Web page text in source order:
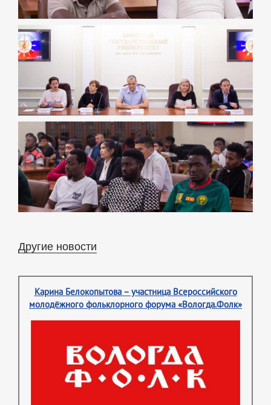
Другие новости
Карина Белокопытова – участница Всероссийского
молодёжного фольклорного форума «Вологда.Фолк»